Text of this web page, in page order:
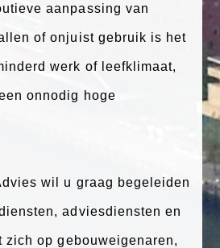
aanpassing van
of onjuist gebruik is het
werk of leefklimaat,
onnodig hoge
wil u graag begeleiden
adviesdiensten en
zich op gebouweigenaren,